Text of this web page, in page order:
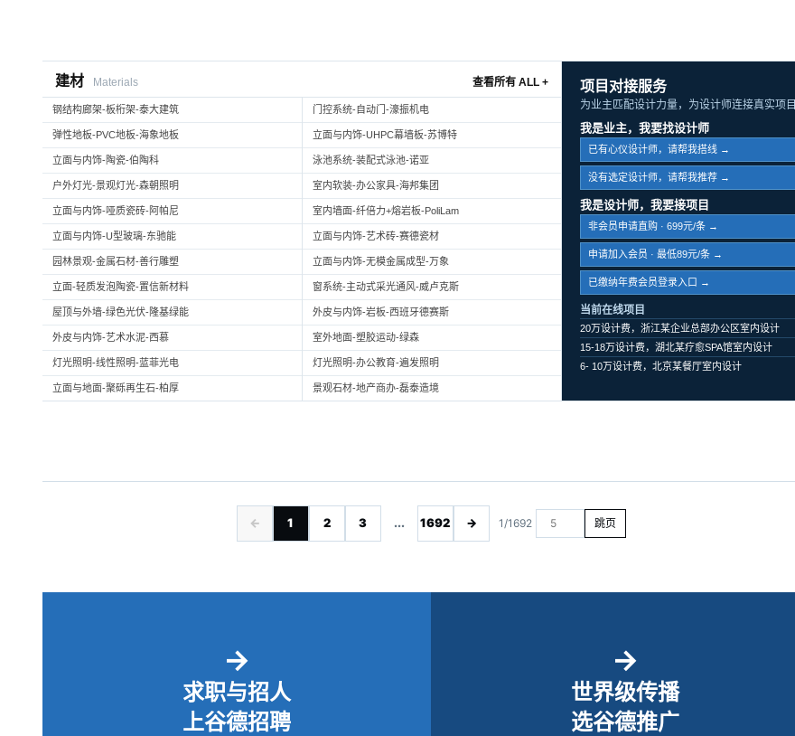
建材 Materials 查看所有 ALL +
钢结构廊架-板桁架-泰大建筑 门控系统-自动门-濠振机电
弹性地板-PVC地板-海象地板 立面与内饰-UHPC幕墙板-苏博特
立面与内饰-陶瓷-伯陶科 泳池系统-装配式泳池-诺亚
户外灯光-景观灯光-森朝照明 室内软装-办公家具-海邦集团
立面与内饰-哑质瓷砖-阿帕尼 室内墙面-纤倍力+熔岩板-PoliLam
立面与内饰-U型玻璃-东驰能 立面与内饰-艺术砖-赛德瓷材
园林景观-金属石材-善行雕塑 立面与内饰-无模金属成型-万象
立面-轻质发泡陶瓷-置信新材料 窗系统-主动式采光通风-威卢克斯
屋顶与外墙-绿色光伏-隆基绿能 外皮与内饰-岩板-西班牙德赛斯
外皮与内饰-艺术水泥-西慕 室外地面-塑胶运动-绿森
灯光照明-线性照明-蓝菲光电 灯光照明-办公教育-遍发照明
立面与地面-聚砾再生石-柏厚 景观石材-地产商办-磊泰造境
项目对接服务
为业主匹配设计力量，为设计师连接真实项目
我是业主，我要找设计师
已有心仪设计师，请帮我搭线 →
没有选定设计师，请帮我推荐 →
我是设计师，我要接项目
非会员申请直购 · 699元/条 →
申请加入会员 · 最低89元/条 →
已缴纳年费会员登录入口 →
当前在线项目
20万设计费，浙江某企业总部办公区室内设计
15-18万设计费，湖北某疗愈SPA馆室内设计
6- 10万设计费，北京某餐厅室内设计
← 1 2 3 ... 1692 → 1/1692 跳页
→
求职与招人
上谷德招聘
→
世界级传播
选谷德推广